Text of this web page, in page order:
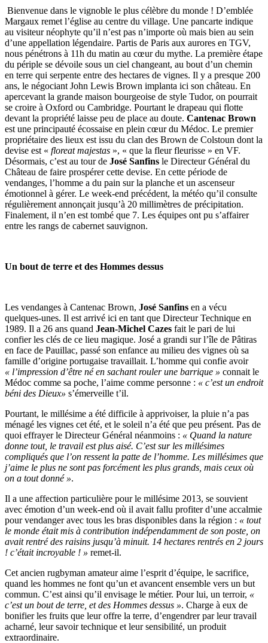
Bienvenue dans le vignoble le plus célèbre du monde ! D’emblée
Margaux remet l’église au centre du village. Une pancarte indique
au visiteur néophyte qu’il n’est pas n’importe où mais bien au sein
d’une appellation légendaire. Partis de Paris aux aurores en TGV,
nous pénétrons à 11h du matin au cœur du mythe. La première étape
du périple se dévoile sous un ciel changeant, au bout d’un chemin
en terre qui serpente entre des hectares de vignes. Il y a presque 200
ans, le négociant John Lewis Brown implanta ici son château. En
apercevant la grande maison bourgeoise de style Tudor, on pourrait
se croire à Oxford ou Cambridge. Pourtant le drapeau qui flotte
devant la propriété laisse peu de place au doute. Cantenac Brown
est une principauté écossaise en plein cœur du Médoc. Le premier
propriétaire des lieux est issu du clan des Brown de Colstoun dont la
devise est « floreat majestas », « que la fleur fleurisse » en VF.
Désormais, c’est au tour de José Sanfins le Directeur Général du
Château de faire prospérer cette devise. En cette période de
vendanges, l’homme a du pain sur la planche et un ascenseur
émotionnel à gérer. Le week-end précédent, la météo qu’il consulte
régulièrement annonçait jusqu’à 20 millimètres de précipitation.
Finalement, il n’en est tombé que 7. Les équipes ont pu s’affairer
entre les rangs de cabernet sauvignon.
Un bout de terre et des Hommes dessus
Les vendanges à Cantenac Brown, José Sanfins en a vécu
quelques-unes. Il est arrivé ici en tant que Directeur Technique en
1989. Il a 26 ans quand Jean-Michel Cazes fait le pari de lui
confier les clés de ce lieu magique. José a grandi sur l’île de Pâtiras
en face de Pauillac, passé son enfance au milieu des vignes où sa
famille d’origine portugaise travaillait. L’homme qui confie avoir
« l’impression d’être né en sachant rouler une barrique » connait le
Médoc comme sa poche, l’aime comme personne : « c’est un endroit
béni des Dieux» s’émerveille t’il.
Pourtant, le millésime a été difficile à apprivoiser, la pluie n’a pas
ménagé les vignes cet été, et le soleil n’a été que peu présent. Pas de
quoi effrayer le Directeur Général néanmoins : « Quand la nature
donne tout, le travail est plus aisé. C’est sur les millésimes
compliqués que l’on ressent la patte de l’homme. Les millésimes que
j’aime le plus ne sont pas forcément les plus grands, mais ceux où
on a tout donné ».
Il a une affection particulière pour le millésime 2013, se souvient
avec émotion d’un week-end où il avait fallu profiter d’une accalmie
pour vendanger avec tous les bras disponibles dans la région : « tout
le monde était mis à contribution indépendamment de son poste, on
avait rentré des raisins jusqu’à minuit. 14 hectares rentrés en 2 jours
! c’était incroyable ! » remet-il.
Cet ancien rugbyman amateur aime l’esprit d’équipe, le sacrifice,
quand les hommes ne font qu’un et avancent ensemble vers un but
commun. C’est ainsi qu’il envisage le métier. Pour lui, un terroir, «
c’est un bout de terre, et des Hommes dessus ». Charge à eux de
bonifier les fruits que leur offre la terre, d’engendrer par leur travail
acharné, leur savoir technique et leur sensibilité, un produit
extraordinaire.